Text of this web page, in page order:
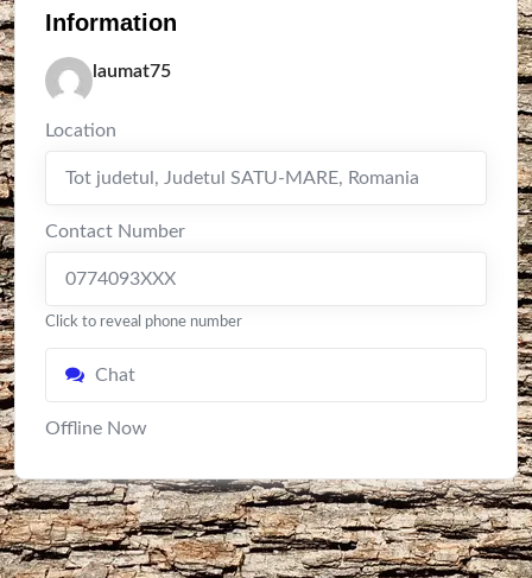
Information
laumat75
Location
Tot judetul , Judetul SATU-MARE, Romania
Contact Number
0774093XXX
Click to reveal phone number
Chat
Offline Now